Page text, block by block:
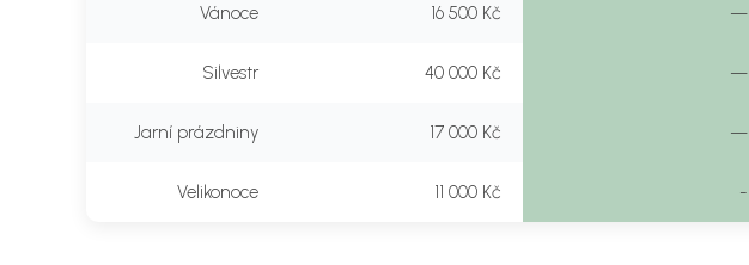
Vánoce 16 500 Kč —
Silvestr 40 000 Kč —
Jarní prázdniny 17 000 Kč —
Velikonoce 11 000 Kč -